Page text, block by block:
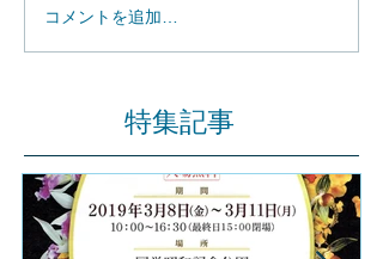
コメントを追加…
特集記事